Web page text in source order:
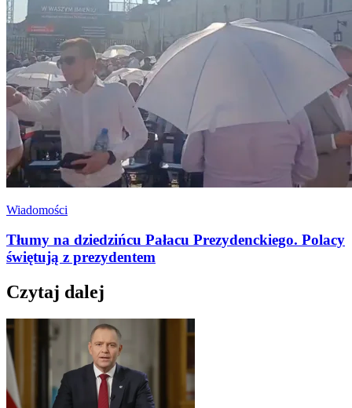
Wiadomości
Tłumy na dziedzińcu Pałacu Prezydenckiego. Polacy
świętują z prezydentem
Czytaj dalej